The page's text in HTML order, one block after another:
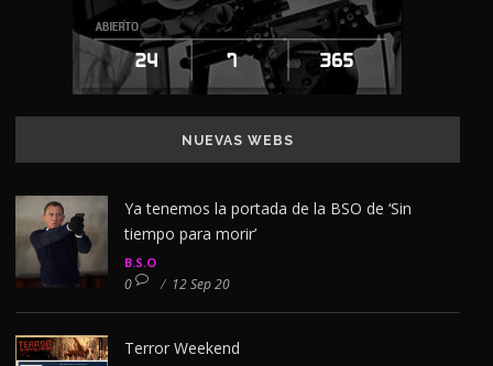
NUEVAS WEBS
Ya tenemos la portada de la BSO de ‘Sin
tiempo para morir’
B.S.O
0 / 12 Sep 20
Terror Weekend